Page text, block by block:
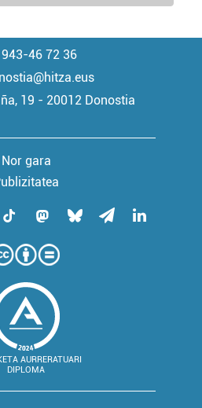
943-46 72 36
19 - 20012 Donostia
Nor gara
AURRERATUARI
DIPLOMA